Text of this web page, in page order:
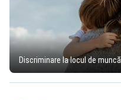
Discriminare la locul de muncă